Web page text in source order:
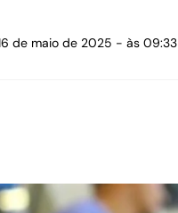
de maio de 2025 - às 09:33